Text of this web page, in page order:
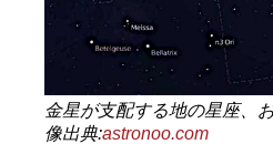
金星が支配する地の星座、
像出典:astronoo.com